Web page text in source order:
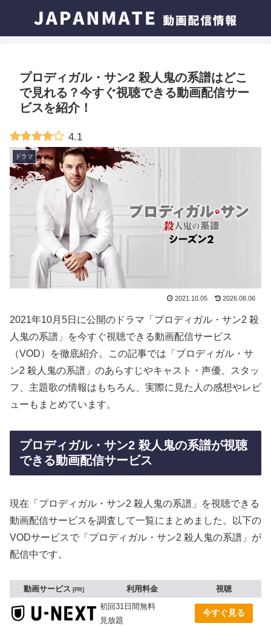
プロディガル・サン2 殺人鬼の系譜はどこ
で見れる？今すぐ視聴できる動画配信サー
ビスを紹介！
4.1
ドラマ
2021.10.05 2026.08.06
2021年10月5日に公開のドラマ「プロディガル・サン2 殺
人鬼の系譜」を今すぐ視聴できる動画配信サービス
（VOD）を徹底紹介。この記事では「プロディガル・サ
ン2 殺人鬼の系譜」のあらすじやキャスト・声優、スタッ
フ、主題歌の情報はもちろん、実際に見た人の感想やレビ
ューもまとめています。
プロディガル・サン2 殺人鬼の系譜が視聴
できる動画配信サービス
現在「プロディガル・サン2 殺人鬼の系譜」を視聴できる
動画配信サービスを調査して一覧にまとめました。以下の
VODサービスで「プロディガル・サン2 殺人鬼の系譜」が
配信中です。
動画サービス PR 利用料金
視聴
初回31日間無料
見放題
今すぐ見る